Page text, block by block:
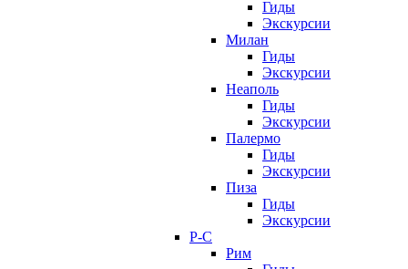
Гиды
Экскурсии
Милан
Гиды
Экскурсии
Неаполь
Гиды
Экскурсии
Палермо
Гиды
Экскурсии
Пиза
Гиды
Экскурсии
Р-С
Рим